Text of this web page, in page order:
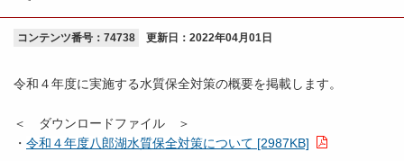
コンテンツ番号：74738 更新日： 2022年04月01日
令和４年度に実施する水質保全対策の概要を掲載します。
＜ ダウンロードファイル ＞
・ 令和４年度八郎湖水質保全対策について [2987KB]